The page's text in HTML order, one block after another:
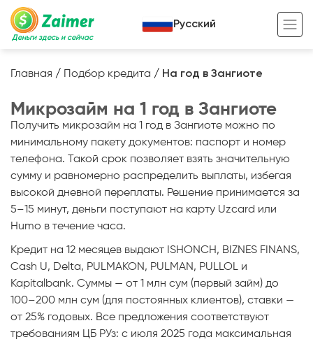
Деньги здесь и сейчас
Кредит под залог авто
Кредит под залог недвижимости
Кредит под залог спецтехники
Кредит онлайн
Кредит для предпринимателей
Кредит для самозанятых
Жизненный цикл вашего кредита
Полезные статьи
Кредитный калькулятор
Русский
Главная / Подбор кредита / На год в Зангиоте
Микрозайм на 1 год в Зангиоте
Получить микрозайм на 1 год в Зангиоте можно по
минимальному пакету документов: паспорт и номер
телефона. Такой срок позволяет взять значительную
сумму и равномерно распределить выплаты, избегая
высокой дневной переплаты. Решение принимается за
5–15 минут, деньги поступают на карту Uzcard или
Humo в течение часа.
Кредит на 12 месяцев выдают ISHONCH, BIZNES FINANS,
Cash U, Delta, PULMAKON, PULMAN, PULLOL и
Kapitalbank. Суммы — от 1 млн сум (первый займ) до
100–200 млн сум (для постоянных клиентов), ставки —
от 25% годовых. Все предложения соответствуют
требованиям ЦБ РУз: с июля 2025 года максимальная